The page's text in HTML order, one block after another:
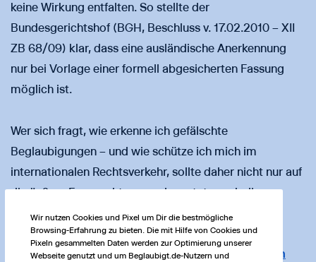
keine Wirkung entfalten. So stellte der
Bundesgerichtshof (BGH, Beschluss v. 17.02.2010 – XII
ZB 68/09) klar, dass eine ausländische Anerkennung
nur bei Vorlage einer formell abgesicherten Fassung
möglich ist.
Wer sich fragt, wie erkenne ich gefälschte
Beglaubigungen – und wie schütze ich mich im
internationalen Rechtsverkehr, sollte daher nicht nur auf
die äußere Form achten, sondern stets auch die
Überprüfung durch amtliche Stellen in Anspruch
nehmen. Eine praxisnahe Orientierung zu diesen
Verfahren bietet der FachbeitragBeglaubigung von
Wir nutzen Cookies und Pixel um Dir die bestmögliche
Browsing-Erfahrung zu bieten. Die mit Hilfe von Cookies und
Pixeln gesammelten Daten werden zur Optimierung unserer
Webseite genutzt und um Beglaubigt.de-Nutzern und